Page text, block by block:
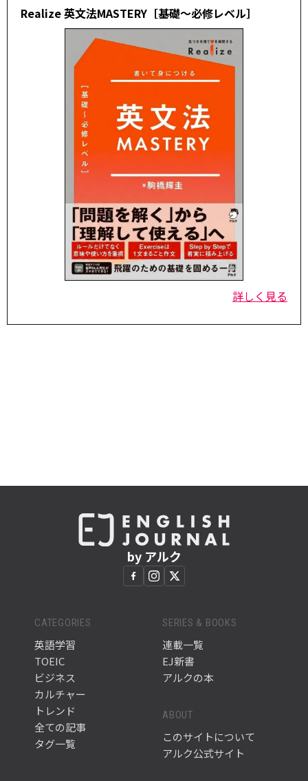
Realize 英文法MASTERY［基礎～必修レベル］
詳しく見る
by アルク
CATEGORIES
英語学習
TOEIC
ビジネス
カルチャー
トレンド
全ての記事
タグ一覧
SERIES & BOOKS
連載一覧
EJ新書
アルクの本
ABOUT
このサイトについて
アルク公式サイト